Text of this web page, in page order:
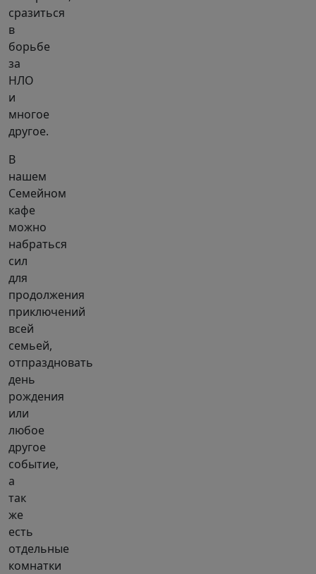
сразиться
в
борьбе
за
НЛО
и
многое
другое.
В
нашем
Семейном
кафе
можно
набраться
сил
для
продолжения
приключений
всей
семьей,
отпраздновать
день
рождения
или
любое
другое
событие,
а
так
же
есть
отдельные
комнатки